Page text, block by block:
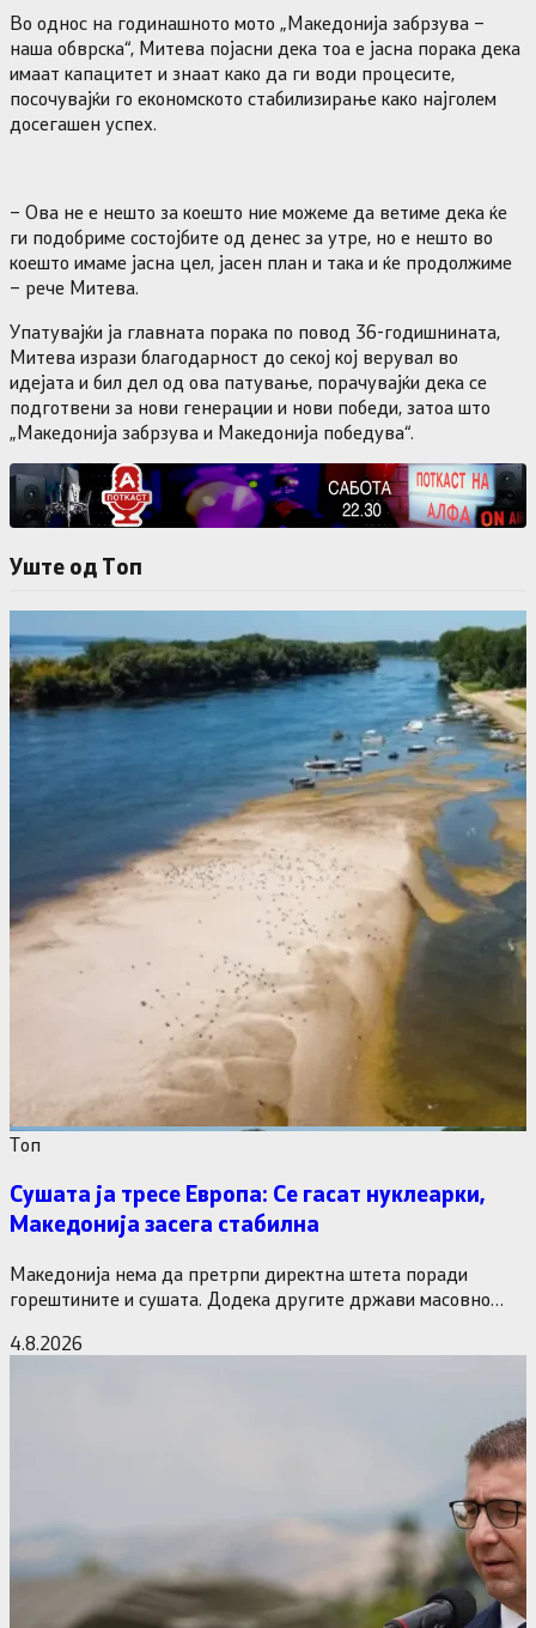
Во однос на годинашното мото „Македонија забрзува –
наша обврска“, Митева појасни дека тоа е јасна порака дека
имаат капацитет и знаат како да ги води процесите,
посочувајќи го економското стабилизирање како најголем
досегашен успех.
– Ова не е нешто за коешто ние можеме да ветиме дека ќе
ги подобриме состојбите од денес за утре, но е нешто во
коешто имаме јасна цел, јасен план и така и ќе продолжиме
– рече Митева.
Упатувајќи ја главната порака по повод 36-годишнината,
Митева изрази благодарност до секој кој верувал во
идејата и бил дел од ова патување, порачувајќи дека се
подготвени за нови генерации и нови победи, затоа што
„Македонија забрзува и Македонија победува“.
Уште од Tоп
Tоп
Сушата ја тресе Европа: Се гасат нуклеарки,
Македонија засега стабилна
Македонија нема да претрпи директна штета поради
горештините и сушата. Додека другите држави масовно
4.8.2026